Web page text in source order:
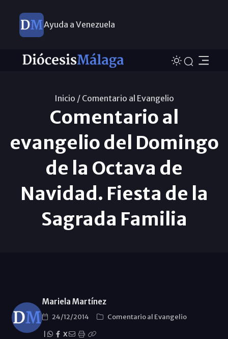
Ayuda a Venezuela
Inicio / Comentario al Evangelio
Comentario al
evangelio del Domingo
de la Octava de
Navidad. Fiesta de la
Sagrada Familia
Mariela Martínez
24/12/2014
Comentario al Evangelio
X